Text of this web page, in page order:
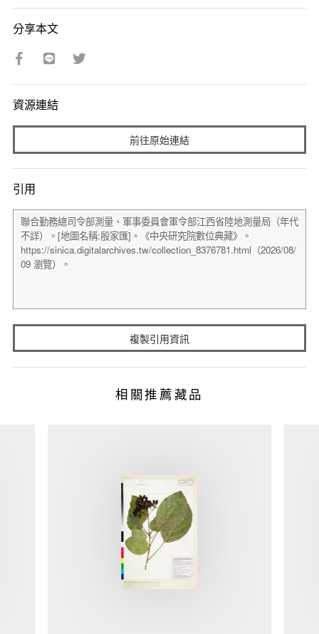
分享本文
資源連結
前往原始連結
引用
複製引用資訊
相關推薦藏品